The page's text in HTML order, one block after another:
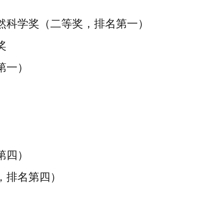
学奖（二等奖，排名第一）
）
）
名第四）